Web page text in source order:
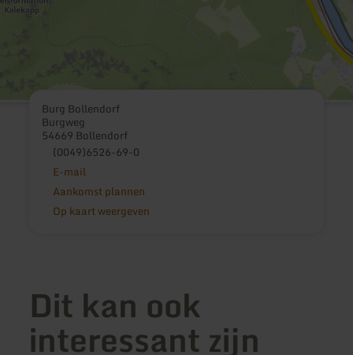
Burg Bollendorf
Burgweg
54669 Bollendorf
(0049)6526-69-0
E-mail
Aankomst plannen
Op kaart weergeven
Dit kan ook
interessant zijn